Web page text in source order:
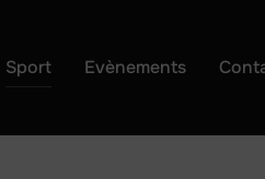
Sport Evènements